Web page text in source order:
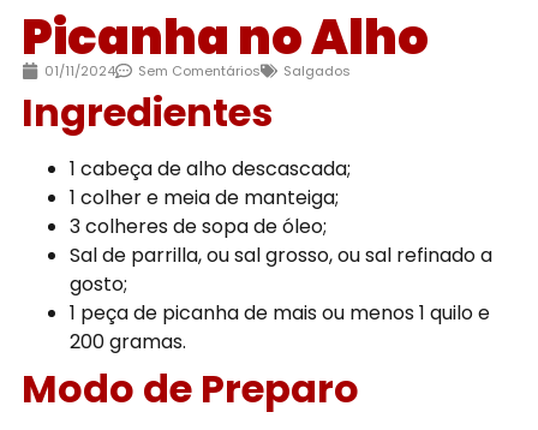
Picanha no Alho
01/11/2024 Sem Comentários Salgados
Ingredientes
1 cabeça de alho descascada;
1 colher e meia de manteiga;
3 colheres de sopa de óleo;
Sal de parrilla, ou sal grosso, ou sal refinado a
gosto;
1 peça de picanha de mais ou menos 1 quilo e
200 gramas.
Modo de Preparo